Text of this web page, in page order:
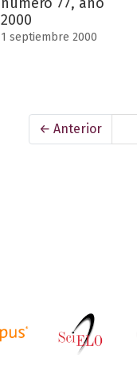
2000
1 septiembre 2000
← Anterior